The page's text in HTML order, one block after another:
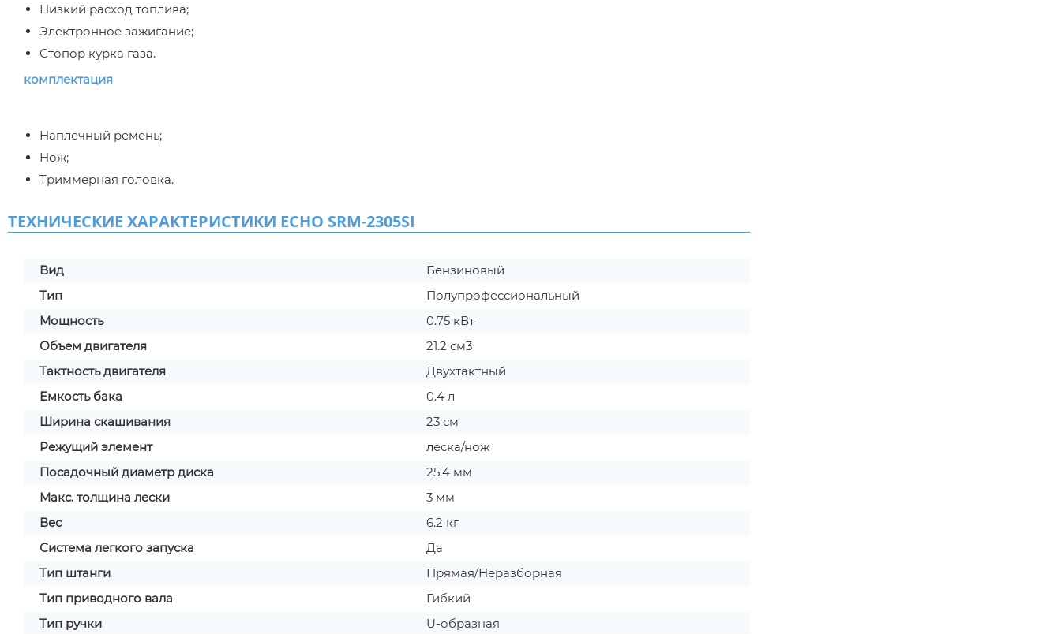
Низкий расход топлива;
Электронное зажигание;
Стопор курка газа.
комплектация
Наплечный ремень;
Нож;
Триммерная головка.
ТЕХНИЧЕСКИЕ ХАРАКТЕРИСТИКИ ECHO SRM-2305SI
Вид
Бензиновый
Тип
Полупрофессиональный
Мощность
0.75 кВт
Объем двигателя
21.2 см3
Тактность двигателя
Двухтактный
Емкость бака
0.4 л
Ширина скашивания
23 см
Режущий элемент
леска/нож
Посадочный диаметр диска
25.4 мм
Макс. толщина лески
3 мм
Вес
6.2 кг
Система легкого запуска
Да
Тип штанги
Прямая/Неразборная
Тип приводного вала
Гибкий
Тип ручки
U-образная